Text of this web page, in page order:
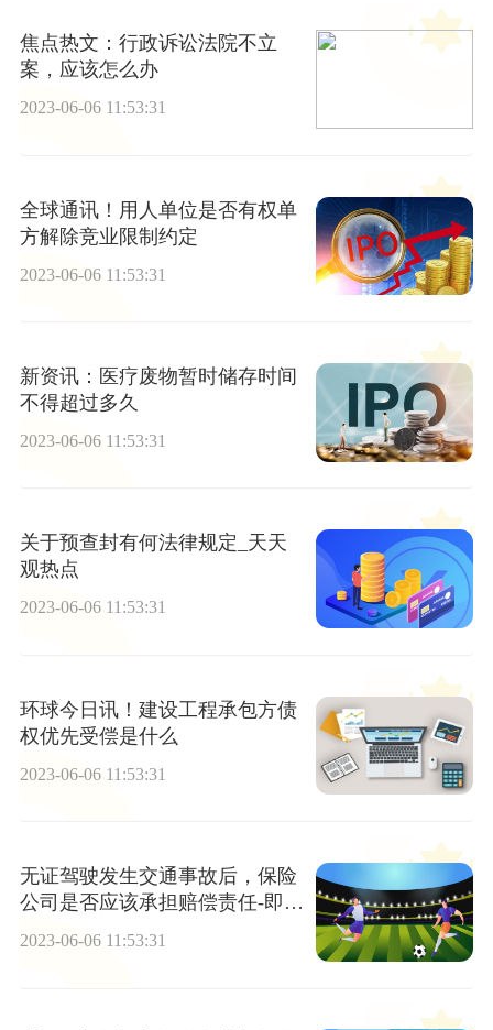
焦点热文：行政诉讼法院不立
案，应该怎么办
2023-06-06 11:53:31
全球通讯！用人单位是否有权单
方解除竞业限制约定
2023-06-06 11:53:31
新资讯：医疗废物暂时储存时间
不得超过多久
2023-06-06 11:53:31
关于预查封有何法律规定_天天
观热点
2023-06-06 11:53:31
环球今日讯！建设工程承包方债
权优先受偿是什么
2023-06-06 11:53:31
无证驾驶发生交通事故后，保险
公司是否应该承担赔偿责任-即时
看
2023-06-06 11:53:31